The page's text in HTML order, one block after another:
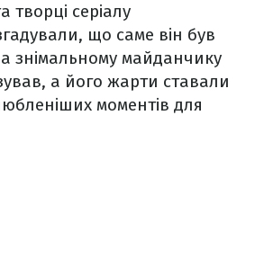
творці серіалу
що саме він був
знімальному майданчику
а його жарти ставали
моментів для